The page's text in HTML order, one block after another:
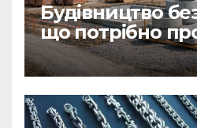
Будівництво
що потрібно
першої
ділянку